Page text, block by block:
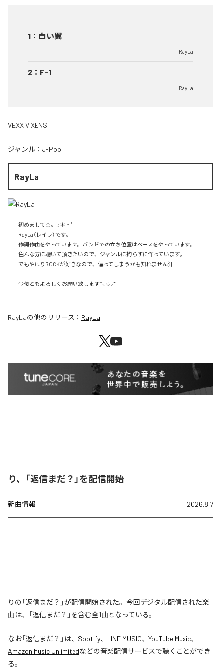
1 ： 白い翼
RayLa
2 ： F-1
RayLa
VEXX VIXENS
ジャンル： J-Pop
RayLa
初めまして☆。.:＊・゜
RayLa（レイラ）です。
作詞作曲をやっています。バンドでの立ち位置はベースをやっています。
色んな方に聴いて頂きたいので、ジャンルに拘らずに作っています。
でもやはりROCKが好きなので、偏ってしまうかも知れません汗
今後ともよろしくお願い致します*⸜♡⸝*
RayLaの他のリリース： RayLa
り、「返信まだ？」を配信開始
新曲情報 2026.8.7
りの「返信まだ？」が配信開始された。今回デジタル配信された楽
曲は、「返信まだ？」を含む全1曲となっている。
なお「返信まだ？ 」は、 Spotify、 LINE MUSIC、 YouTube Music、
Amazon Music Unlimitedなどの音楽配信サービスで聴くことができ
る。